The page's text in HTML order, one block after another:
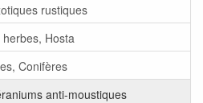
rustiques
Hosta
Conifères
anti-moustiques